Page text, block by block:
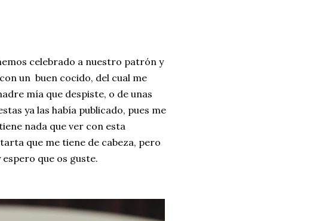
como la alubia de La Bañeza
dorado, cargado de proteína y
el sustituto perfecto a los frutos se...
celebrado a nuestro patrón y
un buen cocido, del cual me
mía que despiste, o de unas
ya las había publicado, pues me
nada que ver con esta
que me tiene de cabeza, pero
que os guste.